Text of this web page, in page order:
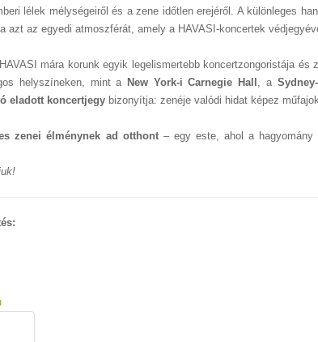
lélek mélységeiről és a zene időtlen erejéről. A különleges
azt az egyedi atmoszférát, amely a HAVASI-koncertek
mára korunk egyik legelismertebb koncertzongoristája
helyszíneken, mint a New York-i Carnegie Hall , a
eladott koncertjegy bizonyítja: zenéje valódi hidat képez
zenei élménynek ad otthont – egy este, ahol a hagyomány